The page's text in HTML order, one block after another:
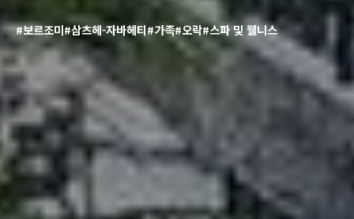
#보르조미#삼츠헤-자바헤티#가족#오락#스파 및 웰니스